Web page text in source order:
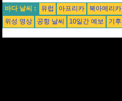
바다 날씨 : 유럽 아프리카 북아메리카
위성 영상
공항 날씨 10일간 예보 기후